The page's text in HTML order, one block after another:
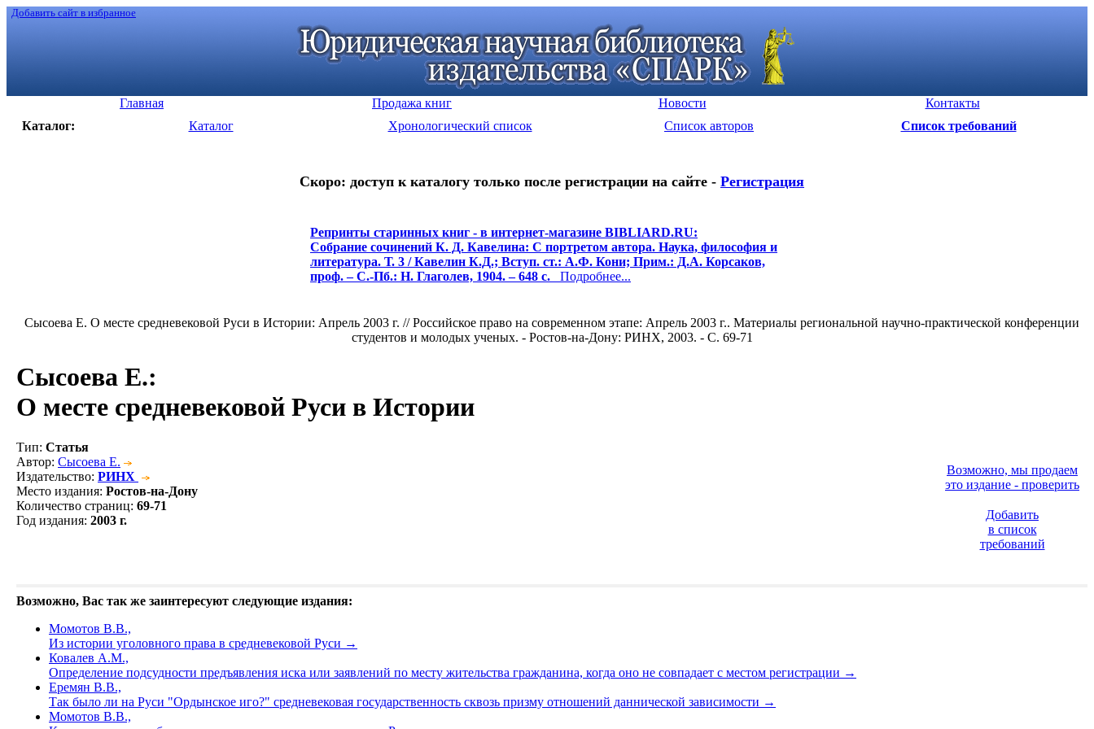
Добавить сайт в избранное
Главная Продажа книг Новости
Контакты
Каталог:
Каталог Хронологический список Список авторов Список требований
Скоро: доступ к каталогу только после регистрации на сайте - Регистрация
Репринты старинных книг - в интернет-магазине BIBLIARD.RU:
Собрание сочинений К. Д. Кавелина: С портретом автора. Наука, философия и
литература. Т. 3 / Кавелин К.Д.; Вступ. ст.: А.Ф. Кони; Прим.: Д.А. Корсаков,
проф. – С.-Пб.: Н. Глаголев, 1904. – 648 с. Подробнее...
Сысоева Е. О месте средневековой Руси в Истории: Апрель 2003 г. // Российское право на современном этапе: Апрель 2003 г.. Материалы региональной научно-практической конференции
студентов и молодых ученых. - Ростов-на-Дону: РИНХ, 2003. - С. 69-71
Сысоева Е.:
О месте средневековой Руси в Истории
Тип: Статья
Автор: Сысоева Е.
Издательство: РИНХ
Место издания: Ростов-на-Дону
Количество страниц: 69-71
Год издания: 2003 г.
Возможно, мы продаем
это издание - проверить
Добавить
в список
требований
Возможно, Вас так же заинтересуют следующие издания:
Момотов В.В.,
Из истории уголовного права в средневековой Руси →
Ковалев А.М.,
Определение подсудности предъявления иска или заявлений по месту жительства гражданина, когда оно не совпадает с местом регистрации →
Еремян В.В.,
Так было ли на Руси "Ордынское иго?" средневековая государственность сквозь призму отношений даннической зависимости →
Момотов В.В.,